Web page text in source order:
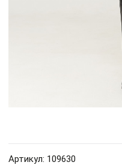
Артикул: 109630